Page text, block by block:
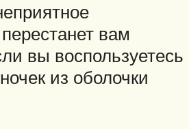
вам
вы воспользуетесь
из оболочки